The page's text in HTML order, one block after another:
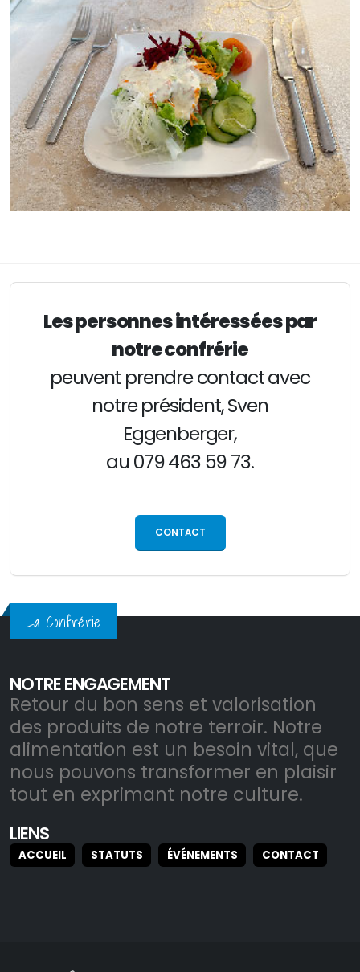
Les personnes intéressées par
notre confrérie
peuvent prendre contact avec
notre président,Sven
Eggenberger,
au079 463 59 73.
CONTACT
La Confrérie
NOTRE ENGAGEMENT
Retour du bon sens et valorisation
des produits de notre terroir. Notre
alimentation est un besoin vital, que
nous pouvons transformer en plaisir
tout en exprimant notre culture.
LIENS
ACCUEIL STATUTS ÉVÉNEMENTS CONTACT